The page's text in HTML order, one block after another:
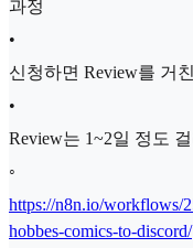
과정
•
신청하면 Review를 거
•
Review는 1~2일 정도
◦
https://n8n.io/workflows/
hobbes-comics-to-discord/